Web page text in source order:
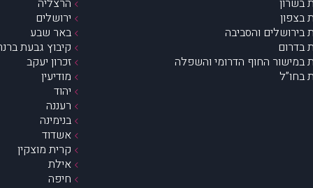
בשרון
בצפון
בירושלים והסביבה
בדרום
במישור החוף הדרומי והשפלה
בחו”ל
הרצליה
ירושלים
באר שבע
קיבוץ גבעת
זכרון יעקב
מודיעין
יהוד
רעננה
בנימינה
אשדוד
קרית מוצקין
אילת
חיפה